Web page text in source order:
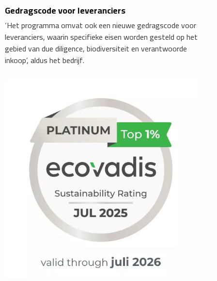
Gedragscode voor leveranciers
​‘Het programma omvat ook een nieuwe gedragscode voor
leveranciers, waarin specifieke eisen worden gesteld op het
gebied van due diligence, biodiversiteit en verantwoorde
inkoop’, aldus het bedrijf.